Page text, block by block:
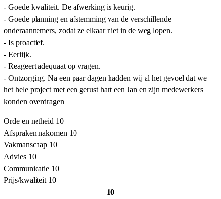
- Goede kwaliteit. De afwerking is keurig.
- Goede planning en afstemming van de verschillende
onderaannemers, zodat ze elkaar niet in de weg lopen.
- Is proactief.
- Eerlijk.
- Reageert adequaat op vragen.
- Ontzorging. Na een paar dagen hadden wij al het gevoel dat we
het hele project met een gerust hart een Jan en zijn medewerkers
konden overdragen
Orde en netheid 10
Afspraken nakomen 10
Vakmanschap 10
Advies 10
Communicatie 10
Prijs/kwaliteit 10
10